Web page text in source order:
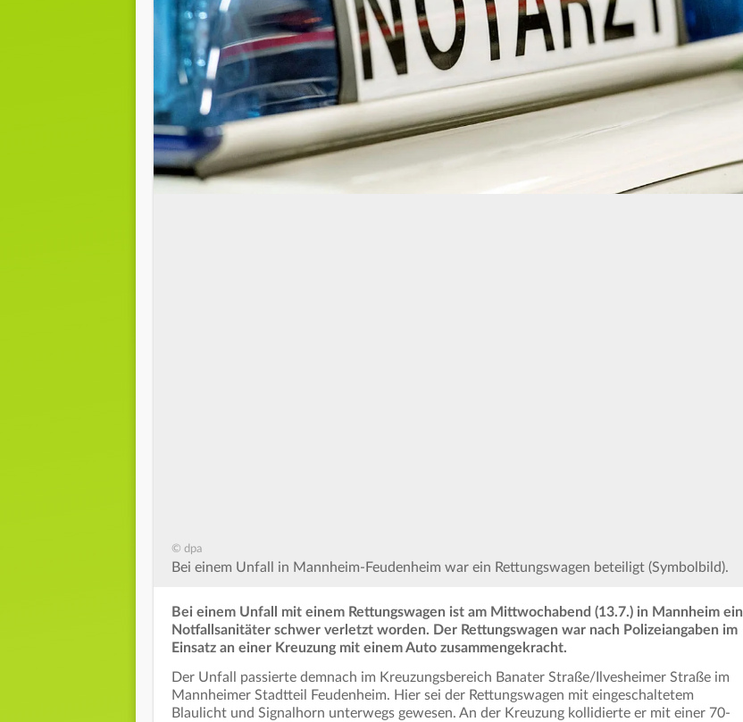
© dpa
Bei einem Unfall in Mannheim-Feudenheim war ein Rettungswagen beteiligt (Symbolbild).
Bei einem Unfall mit einem Rettungswagen ist am Mittwochabend (13.7.) in Mannheim ein
Notfallsanitäter schwer verletzt worden. Der Rettungswagen war nach Polizeiangaben im
Einsatz an einer Kreuzung mit einem Auto zusammengekracht.
Der Unfall passierte demnach im Kreuzungsbereich Banater Straße/Ilvesheimer Straße im
Mannheimer Stadtteil Feudenheim. Hier sei der Rettungswagen mit eingeschaltetem
Blaulicht und Signalhorn unterwegs gewesen. An der Kreuzung kollidierte er mit einer 70-